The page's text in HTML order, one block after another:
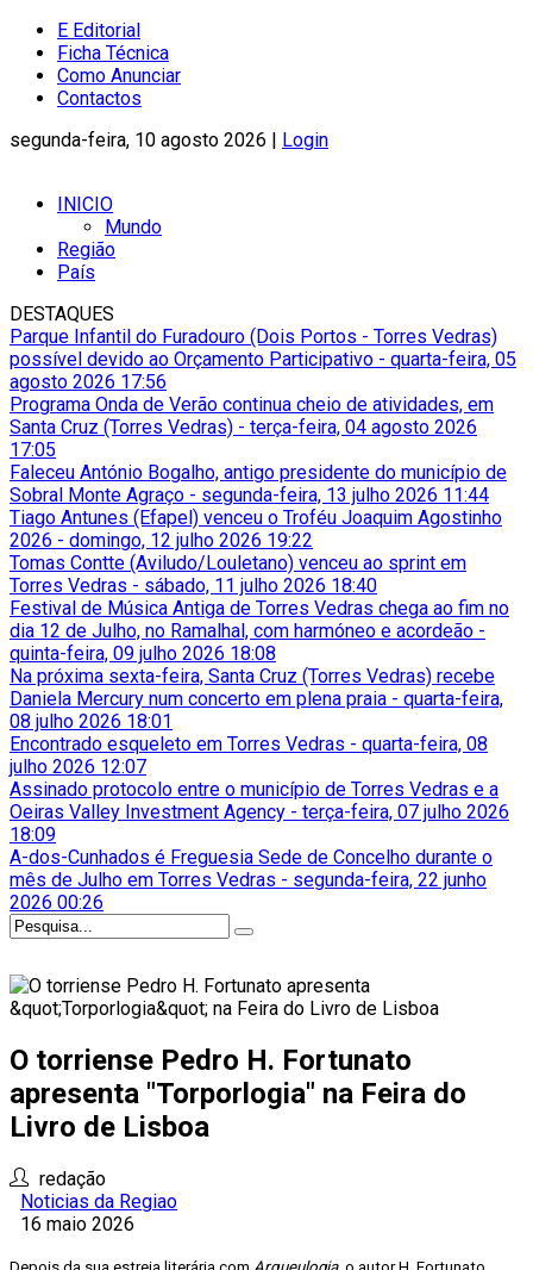
E Editorial
Ficha Técnica
Como Anunciar
Contactos
segunda-feira, 10 agosto 2026 | Login
INICIO
Mundo
Região
País
DESTAQUES
Parque Infantil do Furadouro (Dois Portos - Torres Vedras)
possível devido ao Orçamento Participativo - quarta-feira, 05
agosto 2026 17:56
Programa Onda de Verão continua cheio de atividades, em
Santa Cruz (Torres Vedras) - terça-feira, 04 agosto 2026
17:05
Faleceu António Bogalho, antigo presidente do município de
Sobral Monte Agraço - segunda-feira, 13 julho 2026 11:44
Tiago Antunes (Efapel) venceu o Troféu Joaquim Agostinho
2026 - domingo, 12 julho 2026 19:22
Tomas Contte (Aviludo/Louletano) venceu ao sprint em
Torres Vedras - sábado, 11 julho 2026 18:40
Festival de Música Antiga de Torres Vedras chega ao fim no
dia 12 de Julho, no Ramalhal, com harmóneo e acordeão -
quinta-feira, 09 julho 2026 18:08
Na próxima sexta-feira, Santa Cruz (Torres Vedras) recebe
Daniela Mercury num concerto em plena praia - quarta-feira,
08 julho 2026 18:01
Encontrado esqueleto em Torres Vedras - quarta-feira, 08
julho 2026 12:07
Assinado protocolo entre o município de Torres Vedras e a
Oeiras Valley Investment Agency - terça-feira, 07 julho 2026
18:09
A-dos-Cunhados é Freguesia Sede de Concelho durante o
mês de Julho em Torres Vedras - segunda-feira, 22 junho
2026 00:26
O torriense Pedro H. Fortunato
apresenta "Torporlogia" na Feira do
Livro de Lisboa
redação
Noticias da Regiao
16 maio 2026